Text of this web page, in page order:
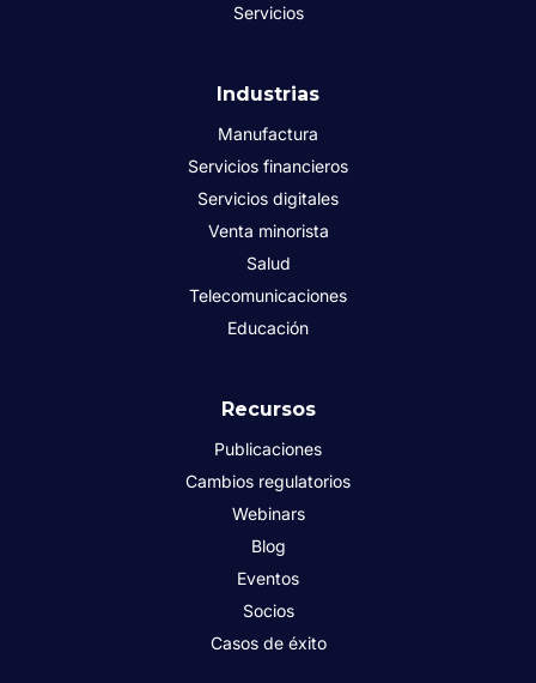
Servicios
Industrias
Manufactura
Servicios financieros
Servicios digitales
Venta minorista
Salud
Telecomunicaciones
Educación
Recursos
Publicaciones
Cambios regulatorios
Webinars
Blog
Eventos
Socios
Casos de éxito